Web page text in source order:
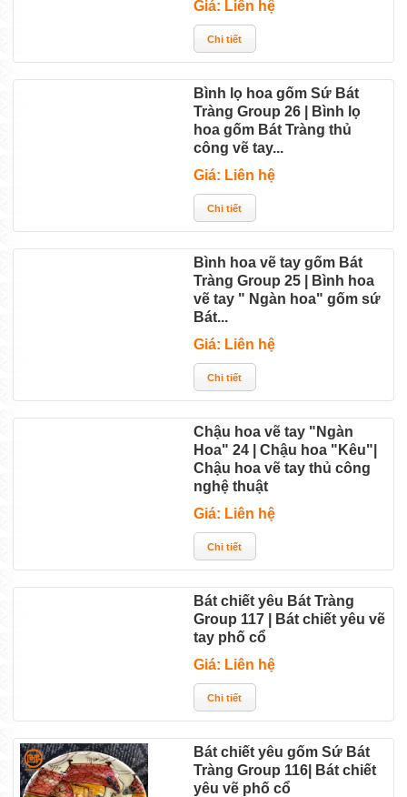
Giá: Liên hệ
Bình lọ hoa gốm Sứ Bát
Tràng Group 26 | Bình lọ
hoa gốm Bát Tràng thủ
công vẽ tay...
Giá: Liên hệ
Bình hoa vẽ tay gốm Bát
Tràng Group 25 | Bình hoa
vẽ tay " Ngàn hoa" gốm sứ
Bát...
Giá: Liên hệ
Chậu hoa vẽ tay "Ngàn
Hoa" 24 | Chậu hoa "Kêu"|
Chậu hoa vẽ tay thủ công
nghệ thuật
Giá: Liên hệ
Bát chiết yêu Bát Tràng
Group 117 | Bát chiết yêu vẽ
tay phố cổ
Giá: Liên hệ
Bát chiết yêu gốm Sứ Bát
Tràng Group 116| Bát chiết
yêu vẽ phố cổ